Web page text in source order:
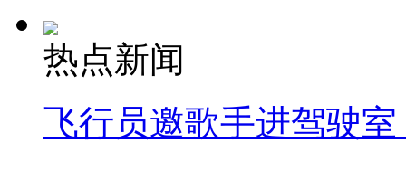
热点新闻
飞行员邀歌手进驾驶